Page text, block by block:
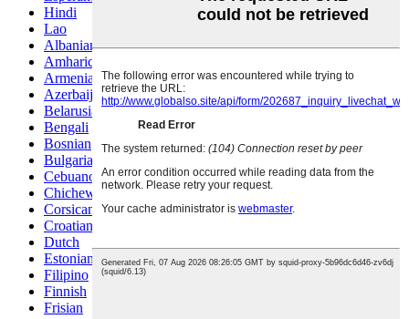
Hindi
Lao
Albanian
Amharic
Armenian
Azerbaijani
Belarusian
Bengali
Bosnian
Bulgarian
Cebuano
Chichewa
Corsican
Croatian
Dutch
Estonian
Filipino
Finnish
Frisian